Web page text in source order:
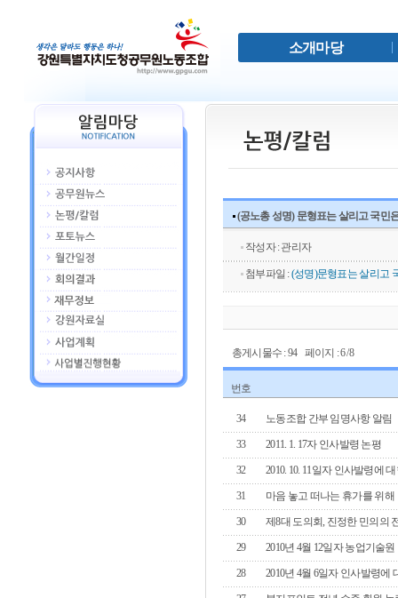
소개마당
(공노총 성명) 문형표는 살리고 국민
작성자 : 관리자
첨부파일 :(성명)문형표는 살리고
총게시물수 : 94 페이지 : 6 /8
번호
34 노동조합 간부 임명사항 알림
33 2011. 1. 17자 인사발령 논평
32 2010. 10. 11일자 인사발령에
31 마음 놓고 떠나는 휴가를 위해
30 제8대 도의회, 진정한 민의의
29 2010년 4월 12일자 농업기술
28 2010년 4월 6일자 인사발령에